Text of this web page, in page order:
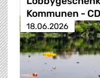
Kommunen -
18.06.2026